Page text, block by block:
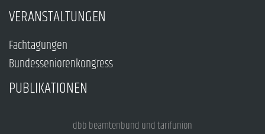
VERANSTALTUNGEN
Fachtagungen
Bundesseniorenkongress
PUBLIKATIONEN
dbb beamtenbund und tarifunion